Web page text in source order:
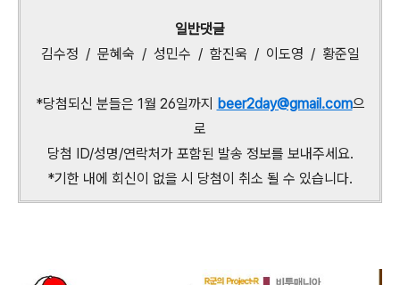
일반댓글
김수정 / 문혜숙 / 성민수 / 함진욱 / 이도영 / 황준일
*당첨되신 분들은 1월 26일까지 beer2day@gmail.com으
로
당첨 ID/성명/연락처가 포함된 발송 정보를 보내주세요.
*기한 내에 회신이 없을 시 당첨이 취소 될 수 있습니다.